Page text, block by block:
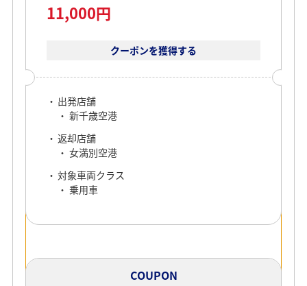
11,000円
クーポンを獲得する
出発店舗
新千歳空港
返却店舗
女満別空港
対象車両クラス
乗用車
COUPON